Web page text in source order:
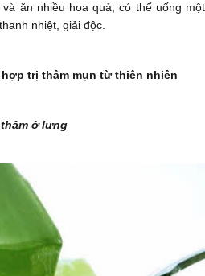
ăn nhiều hoa quả, có thể uống một
nhiệt, giải độc.
trị thâm mụn từ thiên nhiên
ở lưng